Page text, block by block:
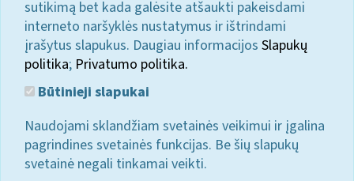
sutikimą bet kada galėsite atšaukti pakeisdami
interneto naršyklės nustatymus ir ištrindami
įrašytus slapukus. Daugiau informacijos Slapukų
politika; Privatumo politika.
Būtinieji slapukai
Naudojami sklandžiam svetainės veikimui ir įgalina
pagrindines svetainės funkcijas. Be šių slapukų
svetainė negali tinkamai veikti.